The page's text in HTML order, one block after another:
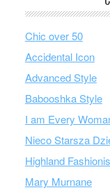
Chic over 50
Accidental Icon
Advanced Style
Babooshka Style
I am Every
Nieco Starsza
Highland
Mary Murnane